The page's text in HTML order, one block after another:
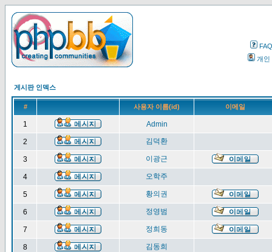
FAQ
개인
게시판 인덱스
# 사용자 이름(id) 이메일
1 Admin
2 김덕환
3 이광근
4 오학주
5 황의권
6 정영범
7 정희동
8 김동희